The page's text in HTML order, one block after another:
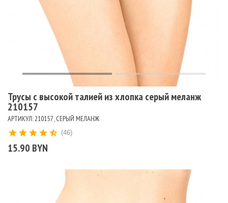
Трусы с высокой талией из хлопка серый меланж
210157
АРТИКУЛ: 210157 , СЕРЫЙ МЕЛАНЖ
15.90 BYN
(46)